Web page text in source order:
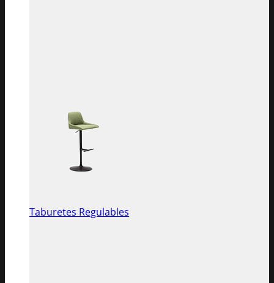
Taburetes Regulables